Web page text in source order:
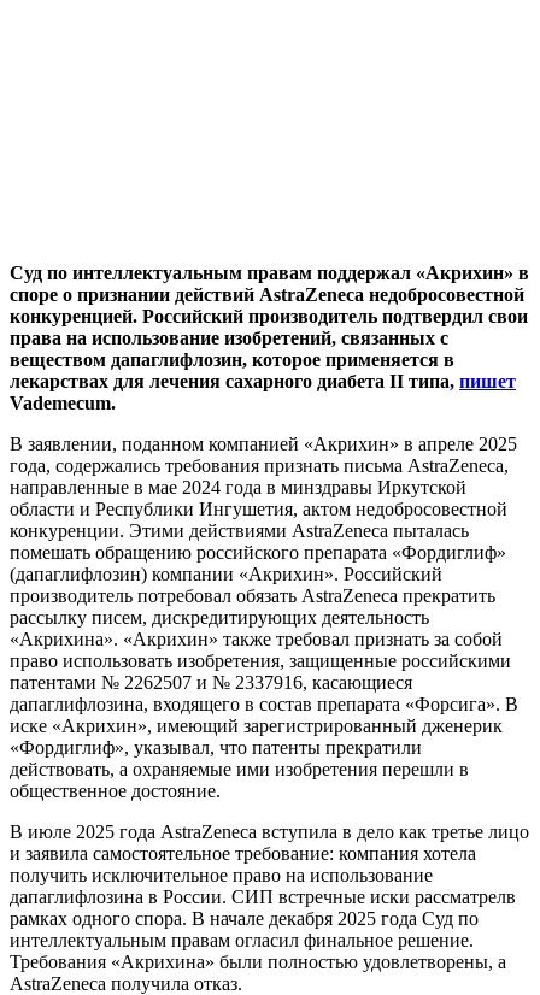
Суд по интеллектуальным правам поддержал «Акрихин» в
споре о признании действий AstraZeneca недобросовестной
конкуренцией. Российский производитель подтвердил свои
права на использование изобретений, связанных с
веществом дапаглифлозин, которое применяется в
лекарствах для лечения сахарного диабета II типа, пишет
Vademecum.
В заявлении, поданном компанией «Акрихин» в апреле 2025
года, содержались требования признать письма AstraZeneca,
направленные в мае 2024 года в минздравы Иркутской
области и Республики Ингушетия, актом недобросовестной
конкуренции. Этими действиями AstraZeneca пыталась
помешать обращению российского препарата «Фордиглиф»
(дапаглифлозин) компании «Акрихин». Российский
производитель потребовал обязать AstraZeneca прекратить
рассылку писем, дискредитирующих деятельность
«Акрихина». «Акрихин» также требовал признать за собой
право использовать изобретения, защищенные российскими
патентами № 2262507 и № 2337916, касающиеся
дапаглифлозина, входящего в состав препарата «Форсига». В
иске «Акрихин», имеющий зарегистрированный дженерик
«Фордиглиф», указывал, что патенты прекратили
действовать, а охраняемые ими изобретения перешли в
общественное достояние.
В июле 2025 года AstraZeneca вступила в дело как третье лицо
и заявила самостоятельное требование: компания хотела
получить исключительное право на использование
дапаглифлозина в России. СИП встречные иски рассматрелв
рамках одного спора. В начале декабря 2025 года Суд по
интеллектуальным правам огласил финальное решение.
Требования «Акрихина» были полностью удовлетворены, а
AstraZeneca получила отказ.